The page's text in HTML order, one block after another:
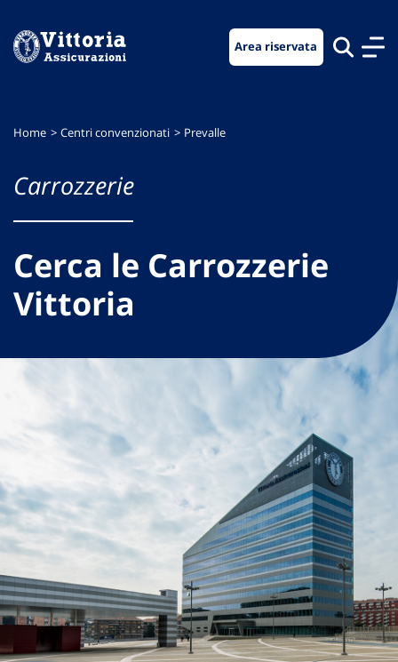
menu
contenuto
footer
Area riservata
Home Centri convenzionati Prevalle
Carrozzerie
Cerca le Carrozzerie
Vittoria